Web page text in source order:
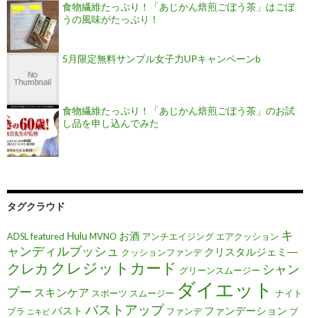
食物繊維たっぷり！「あじかん焙煎ごぼう茶」はごぼ
うの風味がたっぷり！
5月限定無料サンプル女子力UPキャンペーンb
食物繊維たっぷり！「あじかん焙煎ごぼう茶」のお試
し品を申し込んでみた
タグクラウド
ADSLfeatured Hulu MVNO お酒 アンチエイジング エアクッション キ
ャンディルブッシュ クッションファンデ クリスタルジェミ―
クレカ クレジットカード グリーンスムージー シャン
プー スキンケア スポーツ スムージー ダイエット
ナイト
ブラ ニキビ バスト バストアップ ファンデ ファンデーション ブ